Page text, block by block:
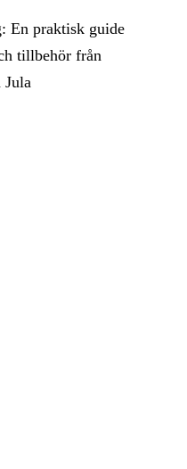
En praktisk guide
tillbehör från
Jula